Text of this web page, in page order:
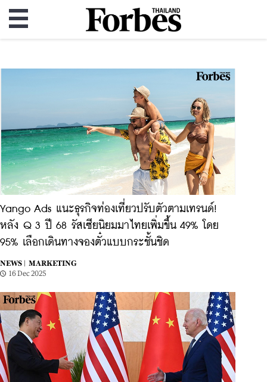
Yango Ads แนะธุรกิจท่องเที่ยวปรับตัวตามเทรนด์!
หลัง Q 3 ปี 68 รัสเซียนิยมมาไทยเพิ่มขึ้น 49% โดย
95% เลือกเดินทางจองตั๋วแบบกระชั้นชิด
NEWS |
MARKETING
16 Dec 2025